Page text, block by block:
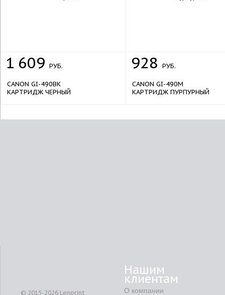
1 609 РУБ.
CANON GI-490BK
КАРТРИДЖ ЧЕРНЫЙ
928 РУБ.
CANON GI-490M
КАРТРИДЖ ПУРПУРНЫЙ
© 2015-2026 Lenprint
Нашим
клиентам
О компании